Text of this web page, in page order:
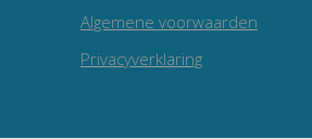
Algemene voorwaarden
Privacyverklaring